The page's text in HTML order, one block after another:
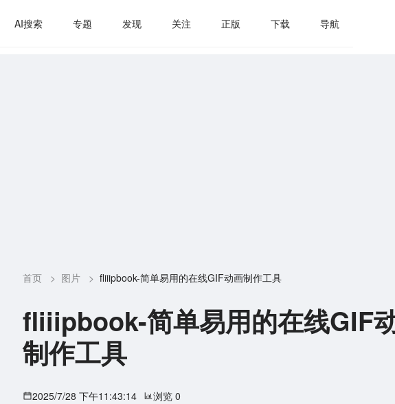
AI搜索 专题 发现 关注 正版 下载 导航
首页 > 图片 > fliiipbook-简单易用的在线GIF动画制作工具
fliiipbook-简单易用的在线GIF
制作工具
2025/7/28 下午11:43:14 浏览 0